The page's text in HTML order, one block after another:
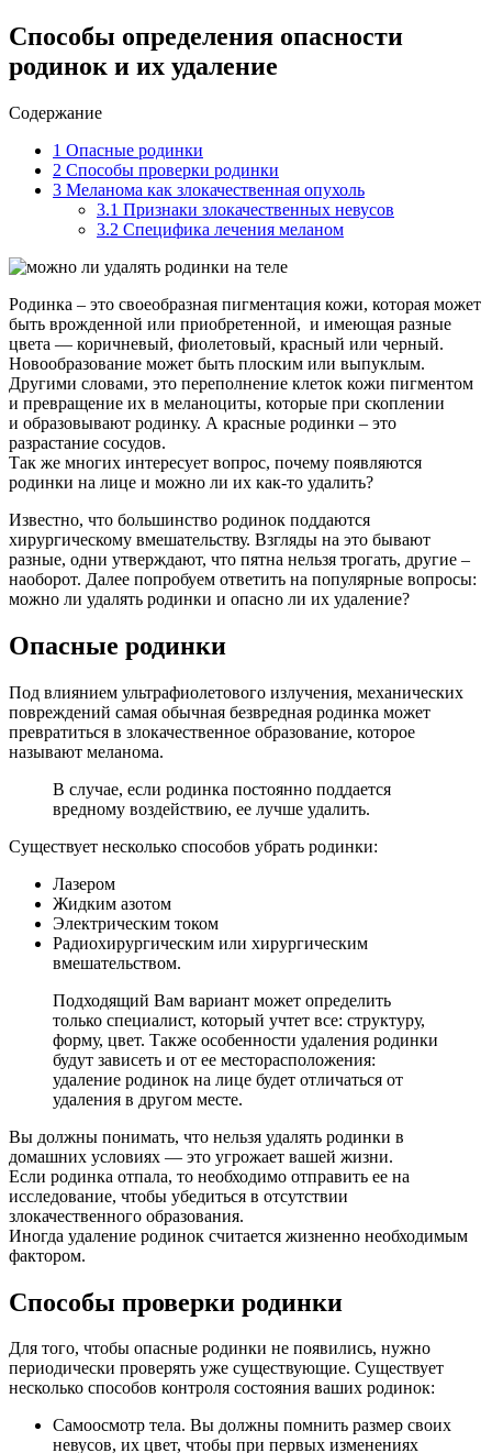
Способы определения опасности
родинок и их удаление
Содержание
1 Опасные родинки
2 Способы проверки родинки
3 Меланома как злокачественная опухоль
3.1 Признаки злокачественных невусов
3.2 Специфика лечения меланом
Родинка – это своеобразная пигментация кожи, которая может
быть врожденной или приобретенной, и имеющая разные
цвета — коричневый, фиолетовый, красный или черный.
Новообразование может быть плоским или выпуклым.
Другими словами, это переполнение клеток кожи пигментом
и превращение их в меланоциты, которые при скоплении
и образовывают родинку. А красные родинки – это
разрастание сосудов.
Так же многих интересует вопрос, почему появляются
родинки на лице и можно ли их как-то удалить?
Известно, что большинство родинок поддаются
хирургическому вмешательству. Взгляды на это бывают
разные, одни утверждают, что пятна нельзя трогать, другие –
наоборот. Далее попробуем ответить на популярные вопросы:
можно ли удалять родинки и опасно ли их удаление?
Опасные родинки
Под влиянием ультрафиолетового излучения, механических
повреждений самая обычная безвредная родинка может
превратиться в злокачественное образование, которое
называют меланома.
В случае, если родинка постоянно поддается
вредному воздействию, ее лучше удалить.
Существует несколько способов убрать родинки:
Лазером
Жидким азотом
Электрическим током
Радиохирургическим или хирургическим
вмешательством.
Подходящий Вам вариант может определить
только специалист, который учтет все: структуру,
форму, цвет. Также особенности удаления родинки
будут зависеть и от ее месторасположения:
удаление родинок на лице будет отличаться от
удаления в другом месте.
Вы должны понимать, что нельзя удалять родинки в
домашних условиях — это угрожает вашей жизни.
Если родинка отпала, то необходимо отправить ее на
исследование, чтобы убедиться в отсутствии
злокачественного образования.
Иногда удаление родинок считается жизненно необходимым
фактором.
Способы проверки родинки
Для того, чтобы опасные родинки не появились, нужно
периодически проверять уже существующие. Существует
несколько способов контроля состояния ваших родинок:
Самоосмотр тела. Вы должны помнить размер своих
невусов, их цвет, чтобы при первых изменениях